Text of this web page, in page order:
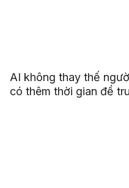
AI không thay thế
có thêm thời gian để